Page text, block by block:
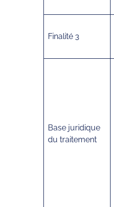
Finalité 3
Base juridique
du traitement